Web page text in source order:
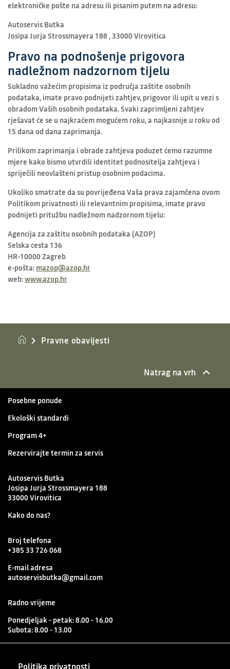
elektroničke pošte na adresu ili pisanim putem na adresu:
Autoservis Butka
Josipa Jurja Strossmayera 188 , 33000 Virovitica
Pravo na podnošenje prigovora
nadležnom nadzornom tijelu
Sukladno važećim propisima iz područja zaštite osobnih
podataka, imate pravo podnijeti zahtjev, prigovor ili upit u vezi s
obradom Vaših osobnih podataka. Svaki zaprimljeni zahtjev
rješavat će se u najkraćem mogućem roku, a najkasnije u roku od
15 dana od dana zaprimanja.
Prilikom zaprimanja i obrade zahtjeva poduzet ćemo razumne
mjere kako bismo utvrdili identitet podnositelja zahtjeva i
spriječili neovlašteni pristup osobnim podacima.
Ukoliko smatrate da su povrijeđena Vaša prava zajamčena ovom
Politikom privatnosti ili relevantnim propisima, imate pravo
podnijeti pritužbu nadležnom nadzornom tijelu:
Agencija za zaštitu osobnih podataka (AZOP)
Selska cesta 136
HR-10000 Zagreb
e-pošta: mazop@azop.hr
web:www.azop.hr
Pravne obavijesti
Natrag na vrh
Posebne ponude
Ekološki standardi
Program 4+
Rezervirajte termin za servis
Autoservis Butka
Josipa Jurja Strossmayera 188
33000 Virovitica
Kako do nas?
Broj telefona
+385 33 726 068
E-mail adresa
autoservisbutka@gmail.com
Radno vrijeme
Ponedjeljak - petak: 8.00 - 16.00
Subota: 8.00 - 13.00
Politika privatnosti